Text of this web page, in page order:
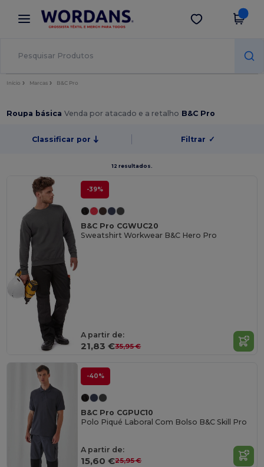
× App Wordans
Melhores preços na app!
Obter app
Início Marcas B&C Pro
Roupa básicaVenda por atacado e a retalho B&C Pro
Classificar por Filtrar ✓
12 resultados.
-39%
B&C Pro CGWUC20
Sweatshirt Workwear B&C Hero Pro
A partir de:
21,83 €35,95 €
-40%
B&C Pro CGPUC10
Polo Piqué Laboral Com Bolso B&C Skill Pro
A partir de:
15,60 €25,95 €